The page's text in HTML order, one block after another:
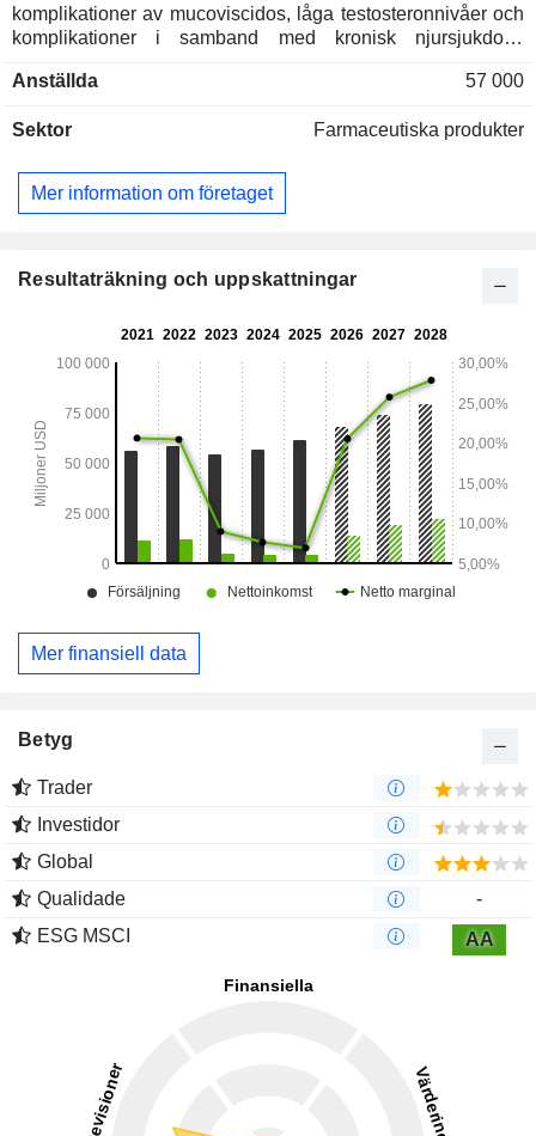
komplikationer av mucoviscidos, låga testosteronnivåer och
komplikationer i samband med kronisk njursjukdom.
USA (76,2 %), Tyskland (2,8 %), Japan (2,1 %), Kanada (2
Spanien (1 %), Italien (0,9 %), Brasilien (0,8 %), Australien
Anställda 57 000
Sektor Farmaceutiska produkter
Mer information om företaget
Resultaträkning och uppskattningar
Mer finansiell data
Betyg
Trader
Investidor
Global
Qualidade
-
ESG MSCI
AA